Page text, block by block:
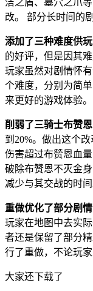
改。 部分长时间的
添加了三种难度供玩
的好评，但是因其
玩家虽然对剧情怀
个难度，分别为简
来更好的游戏体验。
削弱了三骑士布赞恩
到20%。做出这个
伤害超过布赞恩血
破除布赞恩不灭金
减少与其交战的时间
重做优化了部分剧情
玩家在地图中去实
者还是保留了部分
行了重做，不论玩
大家还下载了